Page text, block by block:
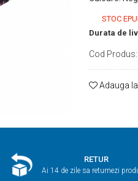
STOC
Durata de
Cod Produs:
Adauga
RETUR
Ai 14 de zile sa returnezi